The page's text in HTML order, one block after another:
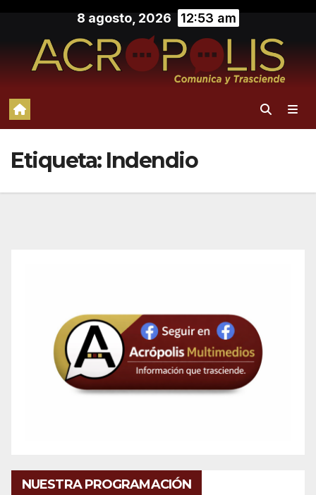
contenido
8 agosto, 2026 12:53 am
Etiqueta: Indendio
NUESTRA PROGRAMACIÓN